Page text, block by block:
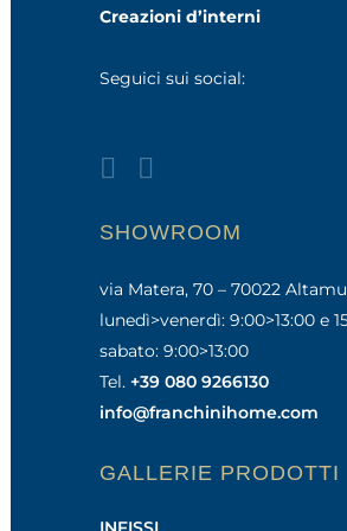
Creazioni d’interni
Seguici sui social:
SHOWROOM
via Matera, 70 – 70022
lunedì>venerdì: 9:00>13:00 e
sabato: 9:00>13:00
Tel. +39 080 9266130
info@franchinihome.com
GALLERIE PRODOTTI